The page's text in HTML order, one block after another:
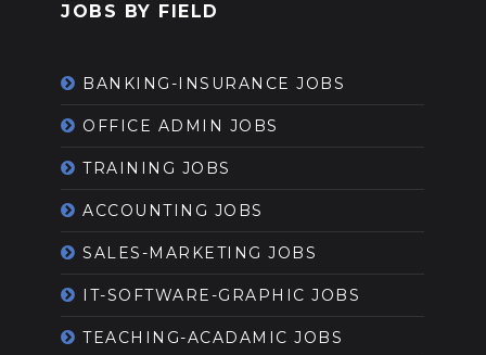
JOBS BY FIELD
BANKING-INSURANCE JOBS
OFFICE ADMIN JOBS
TRAINING JOBS
ACCOUNTING JOBS
SALES-MARKETING JOBS
IT-SOFTWARE-GRAPHIC JOBS
TEACHING-ACADAMIC JOBS